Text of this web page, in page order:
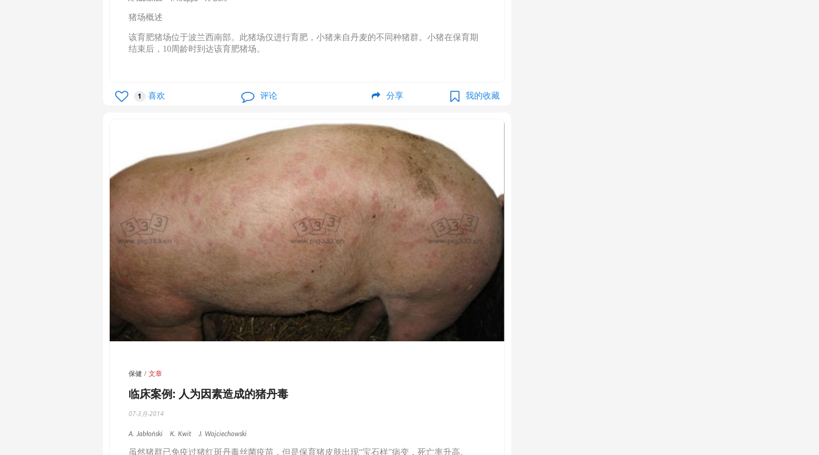
猪场概述
该育肥猪场位于波兰西南部。此猪场仅进行育肥，小猪来自丹麦的不同种猪群。小猪在保育期
结束后，10周龄时到达该育肥猪场。
1 喜欢 评论 分享 我的收藏
保健 文章
临床案例: 人为因素造成的猪丹毒
07-3月-2014
A. Jabłoński K. Kwit J. Wojciechowski
虽然猪群已免疫过猪红斑丹毒丝菌疫苗，但是保育猪皮肤出现“宝石样”病变，死亡率升高。